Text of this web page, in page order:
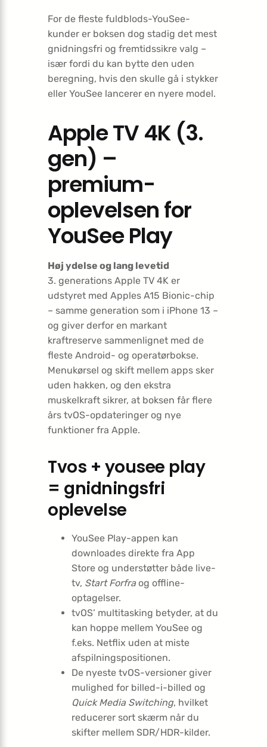
For de fleste fuldblods-YouSee-
kunder er boksen dog stadig det mest
gnidningsfri og fremtidssikre valg –
især fordi du kan bytte den uden
beregning, hvis den skulle gå i stykker
eller YouSee lancerer en nyere model.
Apple TV 4K (3.
gen) –
premium-
oplevelsen for
YouSee Play
Høj ydelse og lang levetid
3. generations Apple TV 4K er
udstyret med Apples A15 Bionic-chip
– samme generation som i iPhone 13 –
og giver derfor en markant
kraftreserve sammenlignet med de
fleste Android- og operatørbokse.
Menukørsel og skift mellem apps sker
uden hakken, og den ekstra
muskelkraft sikrer, at boksen får flere
års tvOS-opdateringer og nye
funktioner fra Apple.
Tvos + yousee play
= gnidningsfri
oplevelse
YouSee Play-appen kan
downloades direkte fra App
Store og understøtter både live-
tv, Start Forfraog offline-
optagelser.
tvOS’ multitasking betyder, at du
kan hoppe mellem YouSee og
f.eks. Netflix uden at miste
afspilningspositionen.
De nyeste tvOS-versioner giver
mulighed for billed-i-billed og
Quick Media Switching, hvilket
reducerer sort skærm når du
skifter mellem SDR/HDR-kilder.